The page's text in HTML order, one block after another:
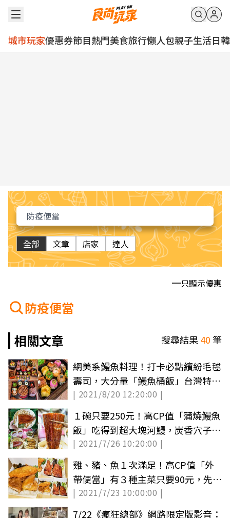
城市玩家優惠券節目熱門美食旅行懶人包親子生活日韓
全部 文章 店家 達人
只顯示優惠
防疫便當
相關文章
搜尋結果40筆
網美系鰻魚料理！打卡必點繽紛毛毬
壽司，大分量「鰻魚桶飯」台灣特有
吃法要加溫泉蛋
| 2021/8/20 12:20:00 |
１碗只要250元！高CP值「蒲燒鰻魚
飯」吃得到超大塊河鰻，炭香穴子肉
質嫩彈也必嘗
| 2021/7/26 10:20:00 |
雞、豬、魚１次滿足！高CP值「外
帶便當」有３種主菜只要90元，先嗑
薯餅口感炸鱈魚
| 2021/7/23 10:00:00 |
7/22《瘋狂總部》網路限定版影音：